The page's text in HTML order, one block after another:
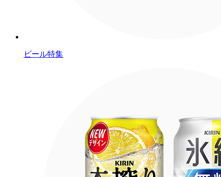
ビール特集